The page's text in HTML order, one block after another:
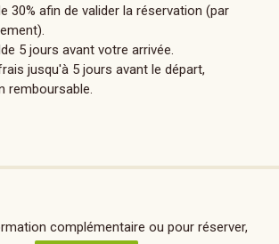
30% afin de valider la réservation (par
5 jours avant votre arrivée.
jusqu'à 5 jours avant le départ,
remboursable.
complémentaire ou pour réserver,